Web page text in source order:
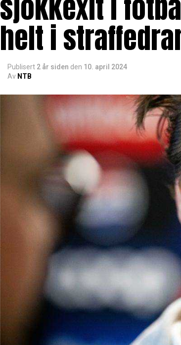
helt i
Publisert 2 år siden den 10. april 2024
Av NTB